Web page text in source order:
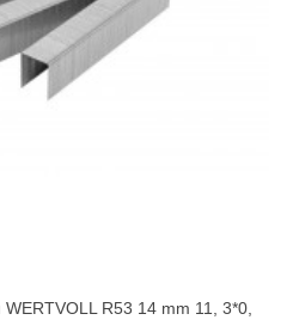
R53 14 mm 11, 3*0,